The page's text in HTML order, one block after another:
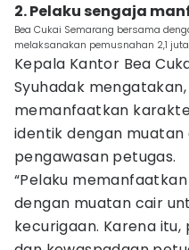
2. Pelaku sengaja
Bea Cukai Semarang bersama
melaksanakan pemusnahan 2,1
Kepala Kantor Bea
Syuhadak
memanfaatkan
identik dengan
pengawasan petugas.
“Pelaku
dengan muatan cair
kecurigaan. Karena